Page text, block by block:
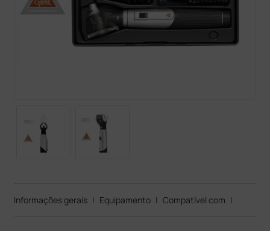
Informações gerais | Equipamento | Compatível com |